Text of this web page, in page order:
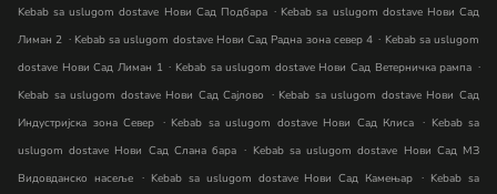
Kebab sa uslugom dostave Нови Сад Подбара . Kebab sa uslugom dostave Нови Сад
Лиман 2 . Kebab sa uslugom dostave Нови Сад Радна зона север 4 . Kebab sa uslugom
dostave Нови Сад Лиман 1 . Kebab sa uslugom dostave Нови Сад Ветерничка рампа .
Kebab sa uslugom dostave Нови Сад Сајлово . Kebab sa uslugom dostave Нови Сад
Индустријска зона Север . Kebab sa uslugom dostave Нови Сад Клиса . Kebab sa
uslugom dostave Нови Сад Слана бара . Kebab sa uslugom dostave Нови Сад МЗ
Видовданско насеље . Kebab sa uslugom dostave Нови Сад Камењар . Kebab sa